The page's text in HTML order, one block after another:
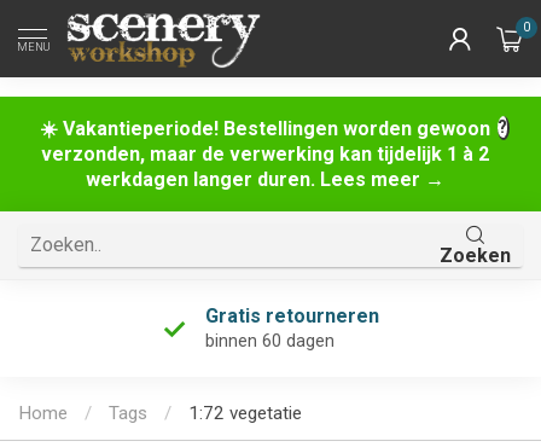
☀️ Vakantieperiode! Bestellingen worden gewoon
verzonden, maar de verwerking kan tijdelijk 1 à 2
werkdagen langer duren. Lees meer →
MENU
0
Zoeken
Gratis retourneren
binnen 60 dagen
Home / Tags / 1:72 vegetatie